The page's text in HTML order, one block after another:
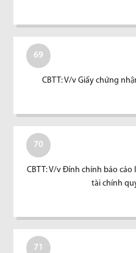
69
CBTT: V/v Giấy chứng
70
CBTT: V/v Đính chính báo
tài chính
71